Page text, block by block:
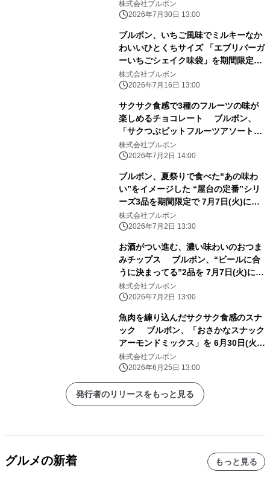
ど 8品を期間限定で8月4日(火)に販売
開始！
株式会社ブルボン
2026年7月30日 13:00
ブルボン、いちご風味でミルキーなか
わいいひとくちサイズ 「エブリバーガ
ーいちごシェイク味袋」を期間限定で
7月21日(火)に新発売！
株式会社ブルボン
2026年7月16日 13:00
サクサク食感で3種のフルーツの味が
楽しめるチョコレート ブルボン、
「サクつぶビットフルーツアソート」
を期間限定で 7月7日(火)に新発売！
株式会社ブルボン
2026年7月2日 14:00
ブルボン、夏祭りで食べた“あの味わ
い”をイメージした “屋台の定番”シリ
ーズ3品を期間限定で 7月7日(火)に新
発売！
株式会社ブルボン
2026年7月2日 13:30
お酒がつい進む、濃い味わいのおつま
みチップス ブルボン、“ビールに合
うに決まってる”2品を 7月7日(火)にコ
ンビニエンスストア先行で新発売！
株式会社ブルボン
2026年7月2日 13:00
魚肉を練り込んだサクサク食感のスナ
ック ブルボン、「おさかなスナック
アーモンドミックス」を 6月30日(火)
に新発売！
株式会社ブルボン
2026年6月25日 13:00
発行者のリリースをもっと見る
グルメの新着 もっと見る